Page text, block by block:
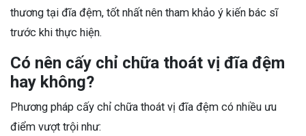
thương tại đĩa đệm, tốt nhất nên tham khảo ý kiến bác sĩ
trước khi thực hiện.
Có nên cấy chỉ chữa thoát vị đĩa đệm
hay không?
Phương pháp cấy chỉ chữa thoát vị đĩa đệm có nhiều ưu
điểm vượt trội như: